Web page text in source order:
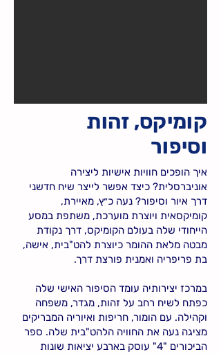
קומיקס, זהות
וסיפור
איך הופכים חוויות אישיות ליצירה
אוניברסלית? כיצד אפשר לייצר שיח חדשני
דרך איור וסיפור? נעה כ״ץ, מאיירת,
קומיקסאית ויוצרת מוערכת, משתפת במסע
הייחודי שלה בעולם הקומיקס, דרך נקודת
מבטה מלאת ההומר כיוצרת להט"בית, אישה,
בת פריפריה ואמנית פורצת דרך.
במרכז יצירותיה עומד הסיפור האישי שלה
כפתח לשיח רחב על זהות, מגדר, משפחה
וקהילה. עם הומור, חריפות ואיוריה המבריקים
מציגה נעה את החוויה הלהט"בית שלה. ספר
הביכורים "4" עוסק בארבע יציאות שונות